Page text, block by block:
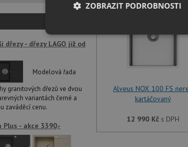
dřezy - dřezy LAGO již od
Modelová řada
granitových dřezů ve dvou
variantách černé a
zaváděcí cenu.
- akce 3390,-
Alveus NOX 100 FS
kartáčovaný
12 990 Kčs DPH
ZOBRAZIT PODROBNOSTI
Nezbytně nutné
Nezbytně nutné soubory
Nezbytně nutné soubory cookie
stránky nelze bez nezbytně nutných